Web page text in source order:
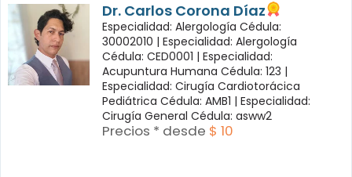
Dr. Carlos Corona Díaz
Especialidad: Alergología Cédula:
30002010 | Especialidad: Alergología
Cédula: CED0001 | Especialidad:
Acupuntura Humana Cédula: 123 |
Especialidad: Cirugía Cardiotorácica
Pediátrica Cédula: AMB1 | Especialidad:
Cirugía General Cédula: asww2
Precios * desde $ 10